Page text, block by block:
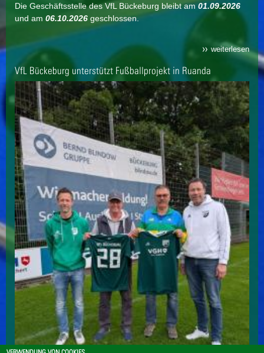
Die Geschäftsstelle des VfL Bückeburg bleibt am01.09.2026
und am 06.10.2026 geschlossen.
weiterlesen
VfL Bückeburg unterstützt Fußballprojekt in Ruanda